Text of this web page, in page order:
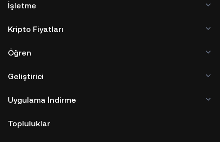
İşletme
Kripto Fiyatları
Öğren
Geliştirici
Uygulama İndirme
Topluluklar